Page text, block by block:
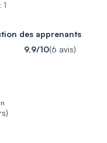
1
des apprenants
9,9/10(6 avis)